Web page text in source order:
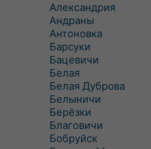
Александрия
Андраны
Антоновка
Барсуки
Бацевичи
Белая
Белая Дуброва
Белыничи
Берёзки
Благовичи
Бобруйск